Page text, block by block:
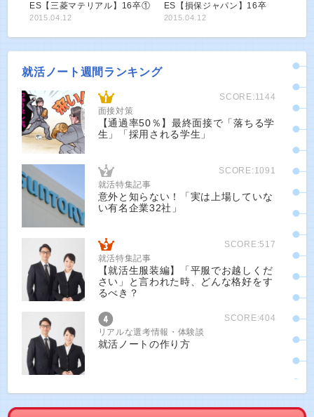
ES【三菱マテリアル】16卒①
2015.04.12
ES【損保ジャパン】16卒
2015.04.12
就活ノート週間ランキング
SCORE:1144
面接対策
【通過率50％】最終面接で「落ちる学
生」「採用される学生」
SCORE:1091
就活特集記事
意外と知らない！「実は上場していな
い有名企業32社」
SCORE:517
就活特集記事
【就活生服装編】「平服でお越しくだ
さい」と言われた時、どんな格好をす
るべき？
SCORE:404
リアルな選考情報・体験談
就活ノートの作り方